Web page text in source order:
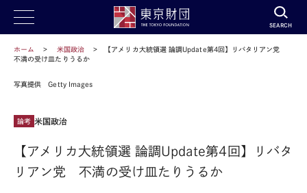
SEARCH
ホーム 米国政治
【アメリカ大統領選 論調Update第4回】リバタリアン党
不満の受け皿たりうるか
写真提供 Getty Images
論考 米国政治
【アメリカ大統領選 論調Update第4回】リバタ
リアン党 不満の受け皿たりうるか